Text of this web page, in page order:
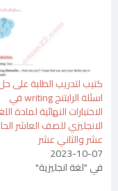
كتيب لتدريب الطلبة على
اسئلة الرايتنج writing في
الاختبارات النهائية لمادة
الانجليزي للصف العاشر
عشر والثاني عشر
2023-10-07
في "لغة انجليزية"